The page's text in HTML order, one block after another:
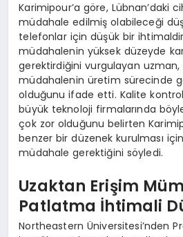
Karimipour’a göre, Lübnan’daki
müdahale edilmiş olabileceği
telefonlar için düşük bir ihtimaldir.
müdahalenin yüksek düzeyde
gerektirdiğini vurgulayan
müdahalenin üretim sürecinde
olduğunu ifade etti. Kalite
büyük teknoloji firmalarında
çok zor olduğunu belirten
benzer bir düzenek kurulması
müdahale gerektiğini söyledi.
Uzaktan Erişim
Patlatma İhtimali
Northeastern Üniversitesi’nden